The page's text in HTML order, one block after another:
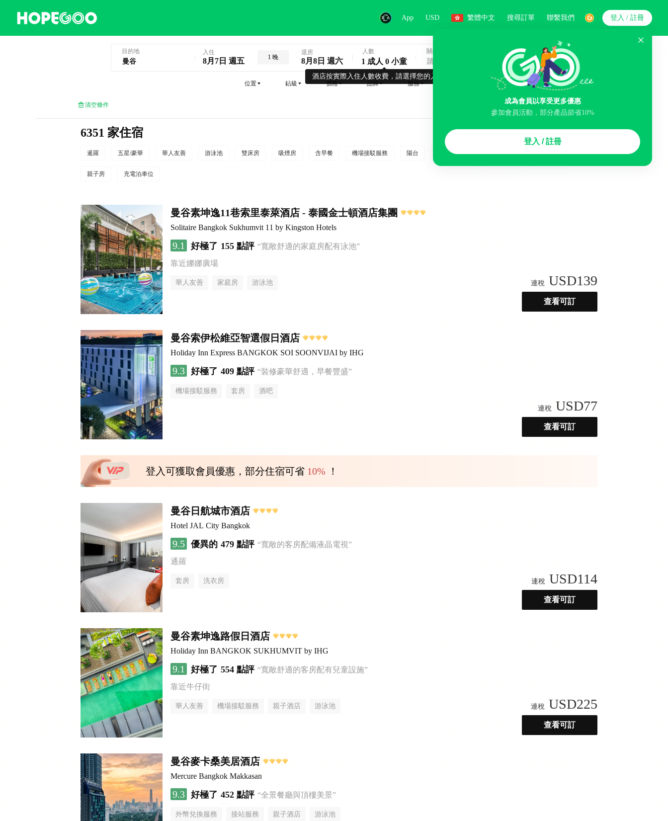
App USD 繁體中文 搜尋訂單 聯繫我們
成為會員以享受更多優惠
參加會員活動，部分產品節省10%
登入 / 註冊
登入 / 註冊
目的地 入住
8月7日 週五 1 晚
退房
8月8日 週六
酒店按實際入住人數收費，請選擇您的入住人數
人數
1 成人 0 小童
關鍵字
搜索
位置 鉆級 價格 品牌 服務
清空條件
6351 家住宿
暹羅 五星/豪華 華人友善 游泳池 雙床房 吸煙房 含早餐 機場接駁服務 陽台 行李寄存服務 免費取消 民宿 泊車場
親子房 充電泊車位
曼谷素坤逸11巷索里泰萊酒店 - 泰國金士頓酒店集團
Solitaire Bangkok Sukhumvit 11 by Kingston Hotels
9.1 好極了 155 點評 “寬敞舒適的家庭房配有泳池”
靠近娜娜廣場
華人友善 家庭房 游泳池 連稅 USD139
查看可訂
曼谷索伊松維亞智選假日酒店
Holiday Inn Express BANGKOK SOI SOONVIJAI by IHG
9.3 好極了 409 點評 “裝修豪華舒適，早餐豐盛”
機場接駁服務 套房 酒吧
連稅 USD77
查看可訂
登入可獲取會員優惠，部分住宿可省 10% ！
曼谷日航城市酒店
Hotel JAL City Bangkok
9.5 優異的 479 點評 “寬敞的客房配備液晶電視”
通羅
套房 洗衣房 連稅 USD114
查看可訂
曼谷素坤逸路假日酒店
Holiday Inn BANGKOK SUKHUMVIT by IHG
9.1 好極了 554 點評 “寬敞舒適的客房配有兒童設施”
靠近牛仔街
華人友善 機場接駁服務 親子酒店 游泳池 連稅 USD225
查看可訂
曼谷麥卡桑美居酒店
Mercure Bangkok Makkasan
9.3 好極了 452 點評 “全景餐廳與頂樓美景”
外幣兌換服務 接站服務 親子酒店 游泳池